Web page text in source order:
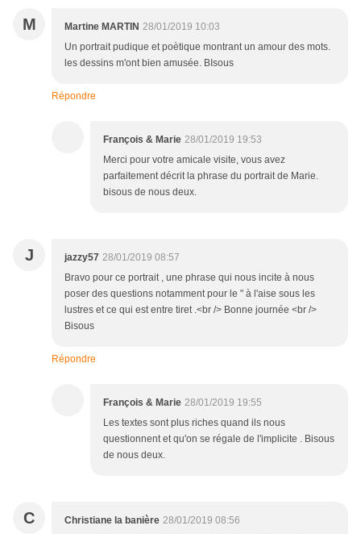
M Martine MARTIN 28/01/2019 10:03
Un portrait pudique et poètique montrant un amour des mots.
les dessins m'ont bien amusée. BIsous
Répondre
François & Marie 28/01/2019 19:53
Merci pour votre amicale visite, vous avez
parfaitement décrit la phrase du portrait de Marie.
bisous de nous deux.
J jazzy57 28/01/2019 08:57
Bravo pour ce portrait , une phrase qui nous incite à nous
poser des questions notamment pour le " à l'aise sous les
lustres et ce qui est entre tiret .<br /> Bonne journée <br />
Bisous
Répondre
François & Marie 28/01/2019 19:55
Les textes sont plus riches quand ils nous
questionnent et qu'on se régale de l'implicite . Bisous
de nous deux.
C Christiane la banière 28/01/2019 08:56